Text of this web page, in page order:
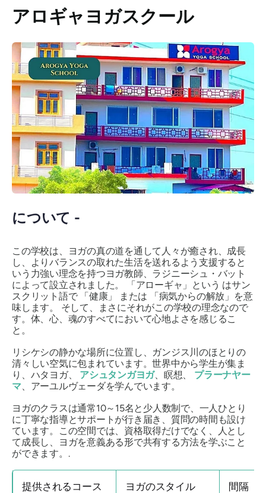
アロギャヨガスクール
について -
この学校は、ヨガの真の道を通して人々が癒され、成長
し、よりバランスの取れた生活を送れるよう支援すると
いう力強い理念を持つヨガ教師、ラジニーシュ・バット
によって設立されました。
「アローギャ」という はサン
スクリット語で
「健康」 または
「病気からの解放」を意
味します。
そして、まさにそれがこの学校の理念なので
す。体、心、魂のすべてにおいて心地よさを感じるこ
と。
リシケシの静かな場所に位置し、ガンジス川のほとりの
清々しい空気に包まれています。世界中から学生が集ま
り、ハタヨガ、 アシュタンガヨガ、瞑想、 プラーナヤー
マ 、アーユルヴェーダを学んでいます。
ヨガのクラスは通常10～15名と少人数制で、一人ひとり
に丁寧な指導とサポートが行き届き、質問の時間も設け
ています。この空間では、資格取得だけでなく、人とし
て成長し、ヨガを意義ある形で共有する方法を学ぶこと
ができます。.
提供されるコース ヨガのスタイル 間隔